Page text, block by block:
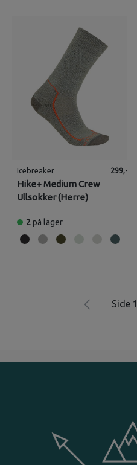
Icebreaker
Hike+ Medium Crew
Ullsokker (Herre)
299,-
2på lager
Side